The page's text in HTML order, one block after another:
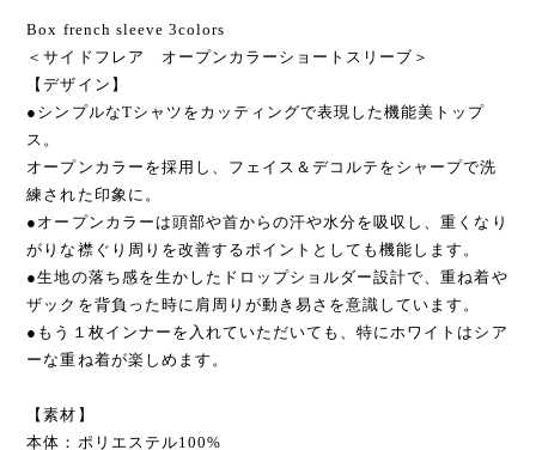
advantages are used in running wear.
Box french sleeve 3colors
＜サイドフレア オープンカラーショートスリーブ＞
【デザイン】
●シンプルなTシャツをカッティングで表現した機能美トップ
ス。
オープンカラーを採用し、フェイス＆デコルテをシャープで洗
練された印象に。
●オープンカラーは頭部や首からの汗や水分を吸収し、重くなり
がりな襟ぐり周りを改善するポイントとしても機能します。
●生地の落ち感を生かしたドロップショルダー設計で、重ね着や
ザックを背負った時に肩周りが動き易さを意識しています。
ーな重ね着が楽しめます。